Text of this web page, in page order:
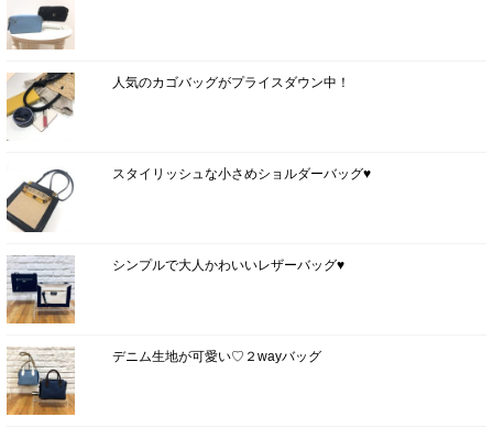
人気のカゴバッグがプライスダウン中！
スタイリッシュな小さめショルダーバッグ♥
シンプルで大人かわいいレザーバッグ♥
デニム生地が可愛い♡２wayバッグ